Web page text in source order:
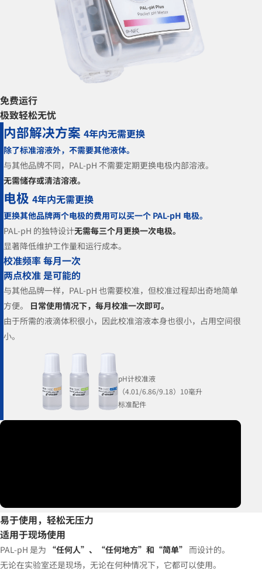
免费运行
极致轻松无忧
内部解决方案 4年内无需更换
除了标准溶液外，不需要其他液体。
与其他品牌不同，PAL-pH 不需要定期更换电极内部溶液。
无需储存或清洁溶液。
电极 4年内无需更换
更换其他品牌两个电极的费用可以买一个 PAL-pH 电极。
PAL-pH 的独特设计无需每三个月更换一次电极。
显著降低维护工作量和运行成本。
校准频率 每月一次
两点校准 是可能的
与其他品牌一样，PAL-pH 也需要校准，但校准过程却出奇地简单
方便。 日常使用情况下，每月校准一次即可。
由于所需的液滴体积很小，因此校准溶液本身也很小，占用空间很
小。
pH计校准液
（4.01/6.86/9.18）10毫升
标准配件
易于使用，轻松无压力
适用于现场使用
PAL-pH 是为 “任何人”、“任何地方”和“简单” 而设计的。
无论在实验室还是现场，无论在何种情况下，它都可以使用。